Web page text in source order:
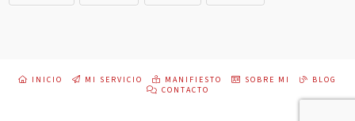
INICIO MI SERVICIO MANIFIESTO SOBRE MI
BLOG
CONTACTO